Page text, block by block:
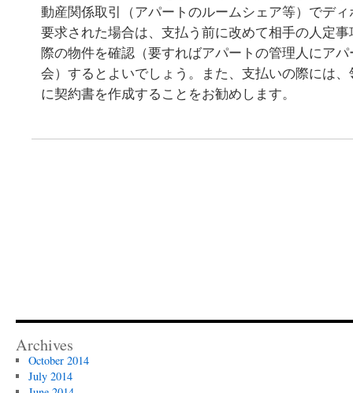
動産関係取引（アパートのルームシェア等）でデ
要求された場合は、支払う前に改めて相手の人定
際の物件を確認（要すればアパートの管理人にア
会）するとよいでしょう。また、支払いの際には
に契約書を作成することをお勧めします。
Archives
October 2014
July 2014